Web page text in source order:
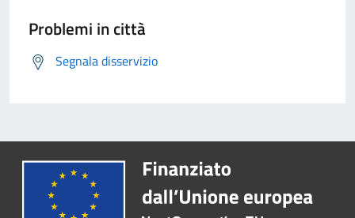
Problemi in città
Segnala disservizio